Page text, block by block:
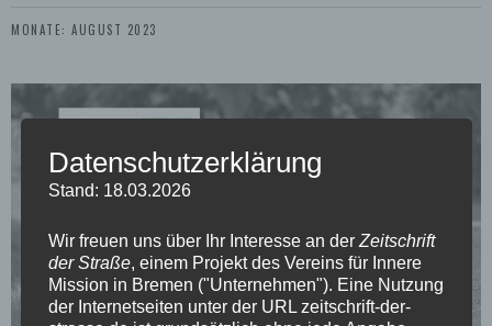
MONATE: AUGUST 2023
Datenschutzerklärung
Stand: 18.03.2026
Wir freuen uns über Ihr Interesse an der Zeitschrift
der Straße, einem Projekt des Vereins für Innere
Mission in Bremen ("Unternehmen"). Eine Nutzung
der Internetseiten unter der URL zeitschrift-der-